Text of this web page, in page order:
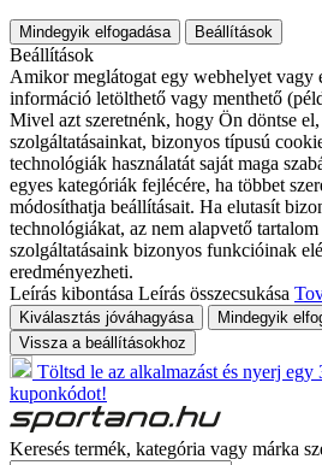
Mindegyik elfogadása Beállítások
Beállítások
Amikor meglátogat egy webhelyet vagy
információ letölthető vagy menthető
Mivel azt szeretnénk, hogy Ön döntse
szolgáltatásainkat, bizonyos típusú
technológiák használatát saját maga
egyes kategóriák fejlécére, ha többet
módosíthatja beállításait. Ha elutasít
technológiákat, az nem alapvető
szolgáltatásaink bizonyos funkcióinak
eredményezheti.
Leírás kibontása Leírás összecsukása
Kiválasztás jóváhagyása
Mindegyik
Vissza a beállításokhoz
Töltsd le az alkalmazást és nyerj egy
kuponkódot!
Keresés termék, kategória vagy márka